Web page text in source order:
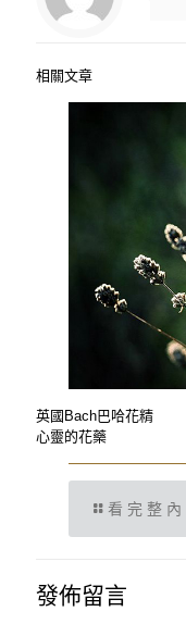
相關文章
英國Bach巴哈花精
心靈的花藥
看完整內
發佈留言